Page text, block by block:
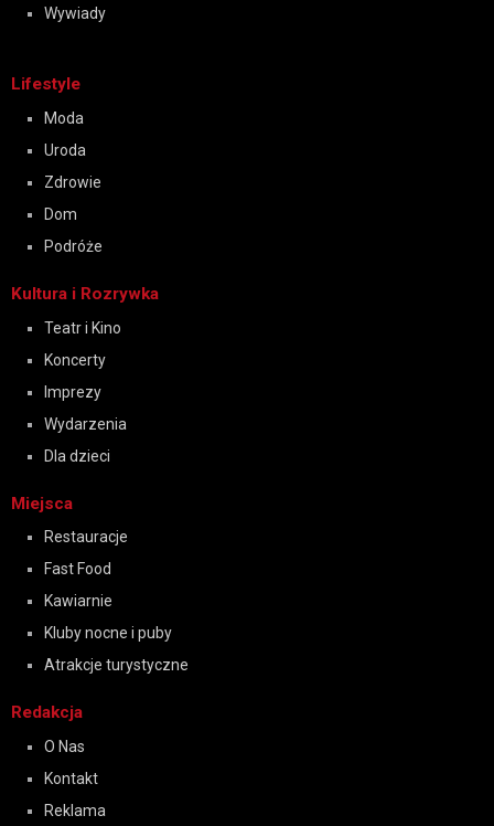
Wywiady
Lifestyle
Moda
Uroda
Zdrowie
Dom
Podróże
Kultura i Rozrywka
Teatr i Kino
Koncerty
Imprezy
Wydarzenia
Dla dzieci
Miejsca
Restauracje
Fast Food
Kawiarnie
Kluby nocne i puby
Atrakcje turystyczne
Redakcja
O Nas
Kontakt
Reklama